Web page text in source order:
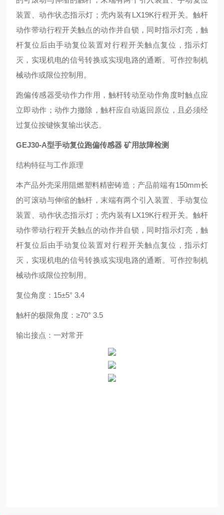
装置、动作状态指示灯；壳内装有LX19K行程开关。触杆
动作带动行程开关触点的动作并自锁，同时指示灯亮，触
杆复位后由手动复位装置对行程开关触点复位，指示灯
灭，实现机电的信号转换或实现电路的通断。可作控制机
械动作或限位控制用。
跑偏传感器受动作力作用，触杆转动至动作角度时触点应
立即动作；动作力撤除，触杆应自动返回原位，且必须经
过复位按键恢复输出状态。
GEJ30-A型手动复位跑偏传感器 矿用故障检测
结构特征与工作原理
本产品外壳采用阻燃塑料精密铸造；产品前端有150mm长
的可滚动与伸缩的触杆，末端有两个引入装置、手动复位
装置、动作状态指示灯；壳内装有LX19K行程开关。触杆
动作带动行程开关触点的动作并自锁，同时指示灯亮，触
杆复位后由手动复位装置对行程开关触点复位，指示灯
灭，实现机电的信号转换或实现电路的通断。可作控制机
械动作或限位控制用。
复位角度：15±5° 3.4
触杆的极限角度：≥70° 3.5
输出接点：一对常开